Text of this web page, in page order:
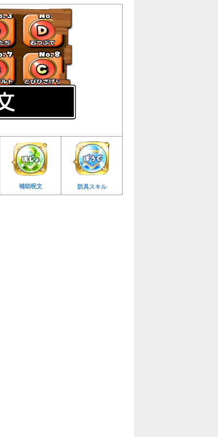
補助呪文 防具スキル